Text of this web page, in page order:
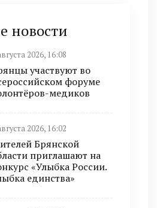
новости
2026, 16:08
участвуют во
форуме
медиков
2026, 16:02
Брянской
приглашают на
«Улыбка России.
единства»